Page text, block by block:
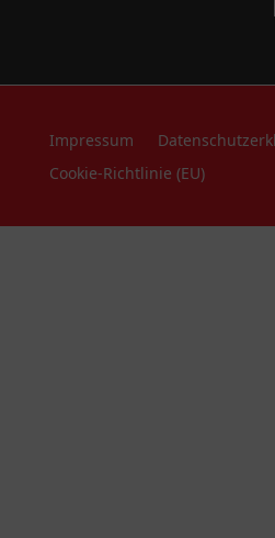
Impressum
Cookie-Richtlinie (EU)